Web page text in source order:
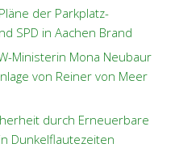
der Parkplatz-
SPD in Aachen Brand
Ministerin Mona Neubaur
von Reiner von Meer
durch Erneuerbare
Dunkelflautezeiten